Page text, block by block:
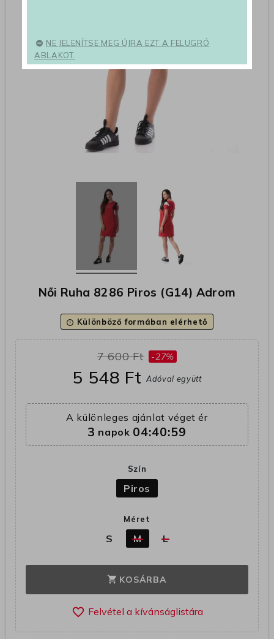
Női Ruha 8286 Piros (G14) Adrom
error_outline Különböző formában elérhető
7 600 Ft -27%
5 548 FtAdóval együtt
A különleges ajánlat véget ér
3 napok 04:40:59
Szín
Piros
Méret
S M L
shopping_cart KOSÁRBA
favorite_border
NE JELENÍTSE MEG ÚJRA EZT A FELUGRÓ
ABLAKOT.